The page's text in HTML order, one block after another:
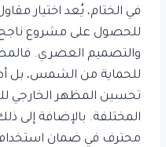
في الختام، يُعد اختيار
للحصول على مشروع ناجح
والتصميم العصري.
للحماية من الشمس، بل
تحسين المظهر الخارجي
المختلفة. بالإضافة إلى
محترف في ضمان استخدام